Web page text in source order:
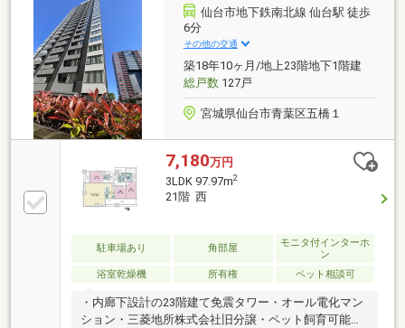
暮らす人の気持ちにゆとりをもたらします。また収納
スペースをたっぷり設けているため、生活用品や趣味
のものも無理なく収納可能です。仙台駅や街中へも歩
いて行ける立地で、日々の生活の質もアップ！ぜひ一
度、現地でその魅力を感じてみてください。
仙台市地下鉄南北線 仙台駅 徒歩
6分
その他の交通
築18年10ヶ月/地上23階地下1階建
総戸数127戸
宮城県仙台市青葉区五橋１
7,180万円
3LDK 97.97m2
21階 西
駐車場あり 角部屋
モニタ付インターホ
ン
浴室乾燥機
所有権 ペット相談可
・内廊下設計の23階建て免震タワー・オール電化マン
ション・三菱地所株式会社旧分譲・ペット飼育可能